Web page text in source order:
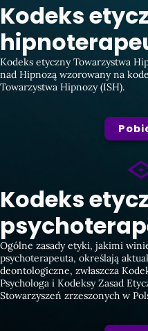
Kodeks
Kodeks etyczny Towarzystwa
nad Hipnozą wzorowany na
Towarzystwa Hipnozy (ISH).
Kodeks
Ogólne zasady etyki, jakimi
psychoterapeuta, określają
deontologiczne, zwłaszcza
Psychologa i Kodeksy Zasad
Stowarzyszeń zrzeszonych w